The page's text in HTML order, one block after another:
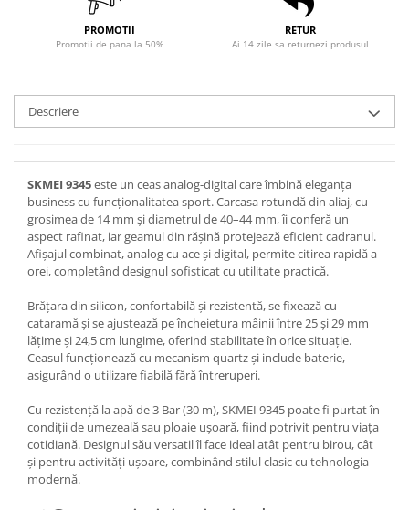
PROMOTII
Promotii de pana la 50%
RETUR
Ai 14 zile sa returnezi produsul
Descriere
SKMEI 9345este un ceas analog-digital care îmbină eleganța
business cu funcționalitatea sport. Carcasa rotundă din aliaj, cu
grosimea de 14 mm și diametrul de 40–44 mm, îi conferă un
aspect rafinat, iar geamul din rășină protejează eficient cadranul.
Afișajul combinat, analog cu ace și digital, permite citirea rapidă a
orei, completând designul sofisticat cu utilitate practică.
Brățara din silicon, confortabilă și rezistentă, se fixează cu
cataramă și se ajustează pe încheietura mâinii între 25 și 29 mm
lățime și 24,5 cm lungime, oferind stabilitate în orice situație.
Ceasul funcționează cu mecanism quartz și include baterie,
asigurând o utilizare fiabilă fără întreruperi.
Cu rezistență la apă de 3 Bar (30 m), SKMEI 9345 poate fi purtat în
condiții de umezeală sau ploaie ușoară, fiind potrivit pentru viața
cotidiană. Designul său versatil îl face ideal atât pentru birou, cât
și pentru activități ușoare, combinând stilul clasic cu tehnologia
modernă.